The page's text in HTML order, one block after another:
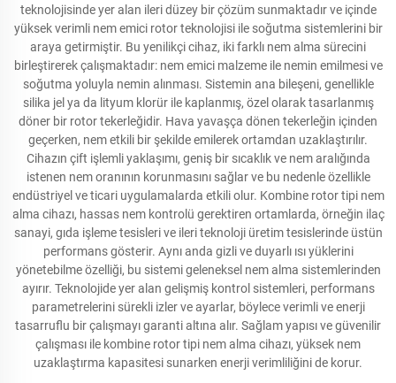
teknolojisinde yer alan ileri düzey bir çözüm sunmaktadır ve içinde
yüksek verimli nem emici rotor teknolojisi ile soğutma sistemlerini bir
araya getirmiştir. Bu yenilikçi cihaz, iki farklı nem alma sürecini
birleştirerek çalışmaktadır: nem emici malzeme ile nemin emilmesi ve
soğutma yoluyla nemin alınması. Sistemin ana bileşeni, genellikle
silika jel ya da lityum klorür ile kaplanmış, özel olarak tasarlanmış
döner bir rotor tekerleğidir. Hava yavaşça dönen tekerleğin içinden
geçerken, nem etkili bir şekilde emilerek ortamdan uzaklaştırılır.
Cihazın çift işlemli yaklaşımı, geniş bir sıcaklık ve nem aralığında
istenen nem oranının korunmasını sağlar ve bu nedenle özellikle
endüstriyel ve ticari uygulamalarda etkili olur. Kombine rotor tipi nem
alma cihazı, hassas nem kontrolü gerektiren ortamlarda, örneğin ilaç
sanayi, gıda işleme tesisleri ve ileri teknoloji üretim tesislerinde üstün
performans gösterir. Aynı anda gizli ve duyarlı ısı yüklerini
yönetebilme özelliği, bu sistemi geleneksel nem alma sistemlerinden
ayırır. Teknolojide yer alan gelişmiş kontrol sistemleri, performans
parametrelerini sürekli izler ve ayarlar, böylece verimli ve enerji
tasarruflu bir çalışmayı garanti altına alır. Sağlam yapısı ve güvenilir
çalışması ile kombine rotor tipi nem alma cihazı, yüksek nem
uzaklaştırma kapasitesi sunarken enerji verimliliğini de korur.